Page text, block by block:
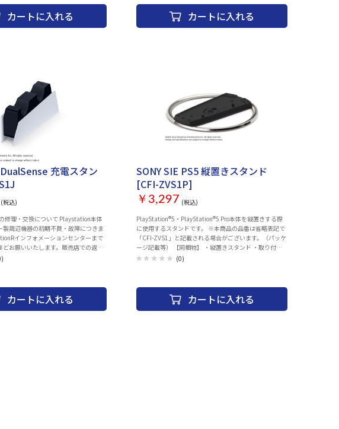
Playstationインフォメー
話番号：0570-783-929(一部のIP電話
受付時間 10:00 ～ 18:00 同梱
カートに入れる
の場合 050-3754-9800) 受付時間 10:00 ～ 18:00 同梱
物： ・DualSense® ワイヤレスコントローラー ミッドナ
イト ブラック ・取扱説明書 ©Sony Interactive
カートに入れる
充電スタン
(税込)
修理・交換について Playstation本体
製周辺機器の初期不良・故障につきま
インフォメーションセンターまで
どお願いいたします。販売店での返
りません。 また、お買い上げいただ
話番号：0570-783-929(一部のIP電話
9800) 受付時間 10:00 ～ 18:00
レスコントローラー専用の純正充電ス
カートに入れる
SONY SIE PS5 縦置きスタンド
[CFI-ZVS1P]
￥3,297 (税込)
PlayStation®5・PlayStation®5 Pro本体を縦置きする際
に使用するスタンドです。 ※本商品の品番は省略表記で
「CFI-ZVS1」と記載される場合がございます。（パッケ
ージ記載等） 【同梱物】 ・縦置きスタンド ・取り付け
ネジ ・アタッチメント ・取扱説明書 ©Sony Interactive
Playstation製品の修理・交換について Playstation本体
およびそのソニー製周辺機器の初期不良・故障につきま
しては、PlaystationRインフォメーションセンターまで
お問い合わせのほどお願いいたします。販売店での返
(0)
カートに入れる